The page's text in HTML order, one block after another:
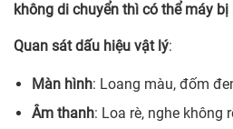
không di chuyển thì có thể máy bị
Quan sát dấu hiệu vật lý:
Màn hình: Loang màu, đốm
Âm thanh: Loa rè, nghe không